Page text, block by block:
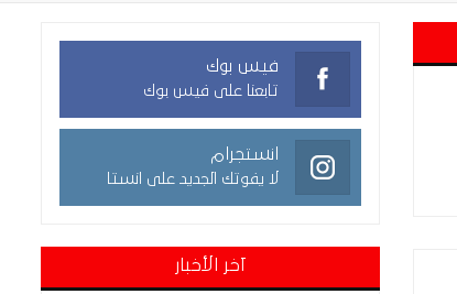
فيس بوك
تابعنا على فيس بوك
انستجرام
لا يفوتك الجديد على انستا
آخر الأخبار